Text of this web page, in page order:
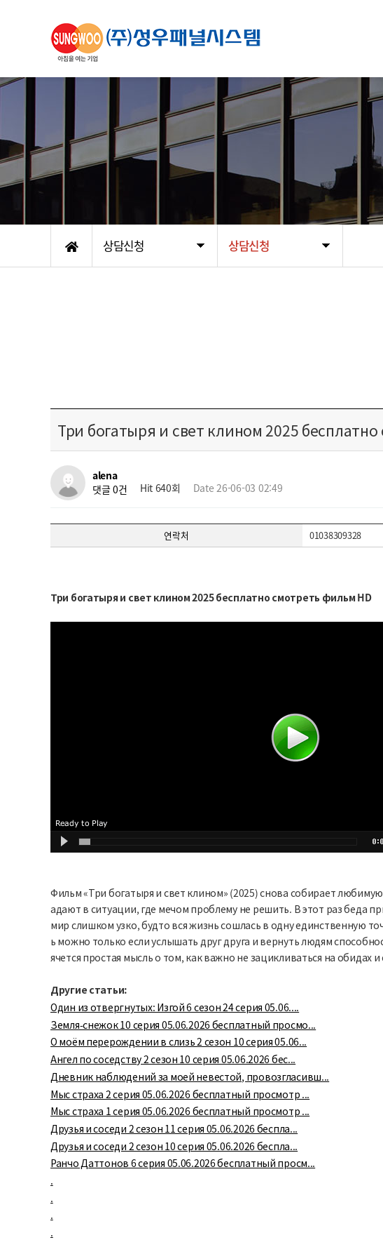
상담신청 상담신청
Три богатыря и свет клином 2025
alena
댓글 0건
Hit 640회 Date 26-06-03 02:49
연락처 01038309328
Три богатыря и свет клином 2025 бесплатно смотреть фильм HD
Фильм «Три богатыря и свет клином» (2025) снова собирает
адают в ситуации, где мечом проблему не решить. В этот раз беда
мир слишком узко, будто вся жизнь сошлась в одну единственную
ь можно только если услышать друг друга и вернуть людям
ячется простая мысль о том, как важно не зацикливаться на обидах
Другие статьи:
Один из отвергнутых: Изгой 6 сезон 24 серия 05.06....
Земля-снежок 10 серия 05.06.2026 бесплатный просмо...
О моём перерождении в слизь 2 сезон 10 серия 05.06...
Ангел по соседству 2 сезон 10 серия 05.06.2026 бес...
Дневник наблюдений за моей невестой, провозгласивш...
Мыс страха 2 серия 05.06.2026 бесплатный просмотр ...
Мыс страха 1 серия 05.06.2026 бесплатный просмотр ...
Друзья и соседи 2 сезон 11 серия 05.06.2026 беспла...
Друзья и соседи 2 сезон 10 серия 05.06.2026 беспла...
Ранчо Даттонов 6 серия 05.06.2026 бесплатный просм...
.
.
.
.